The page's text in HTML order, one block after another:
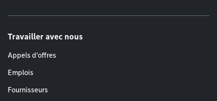
Travailler avec nous
Appels d'offres
Emplois
Fournisseurs